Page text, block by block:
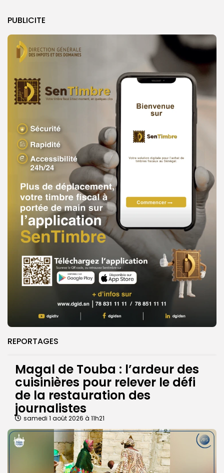
PUBLICITE
REPORTAGES
Magal de Touba : l’ardeur des
cuisinières pour relever le défi
de la restauration des
journalistes
samedi 1 août 2026 à 11h21